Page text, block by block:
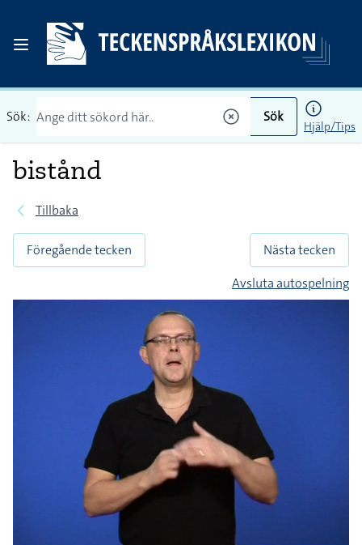
Sök: Sök
Hjälp/Tips
bistånd
Tillbaka
Föregående tecken
Nästa tecken
Avsluta autospelning